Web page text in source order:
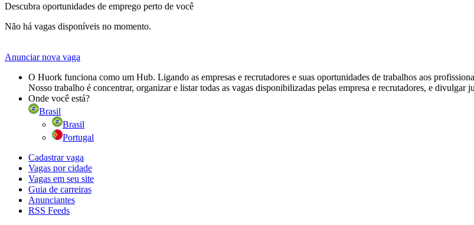
Descubra oportunidades de emprego perto de você
Não há vagas disponíveis no momento.
Anunciar nova vaga
O Huork funciona como um Hub. Ligando as empresas e recrutadores e suas oportunidades de trabalhos aos
Nosso trabalho é concentrar, organizar e listar todas as vagas disponibilizadas pelas empresa e recrutadores, e divulgar
Onde você está?
Brasil
Brasil
Portugal
Cadastrar vaga
Vagas por cidade
Vagas em seu site
Guia de carreiras
Anunciantes
RSS Feeds